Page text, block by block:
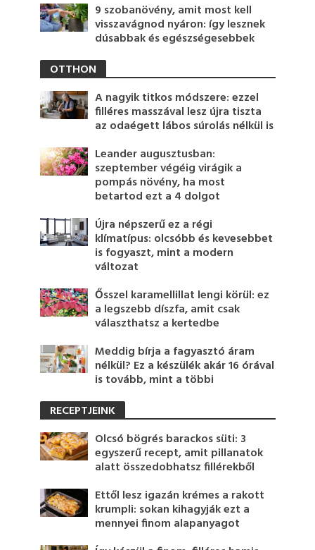
9 szobanövény, amit most kell
visszavágnod nyáron: így lesznek
dúsabbak és egészségesebbek
OTTHON
A nagyik titkos módszere: ezzel
filléres masszával lesz újra tiszta
az odaégett lábos súrolás nélkül is
Leander augusztusban:
szeptember végéig virágik a
pompás növény, ha most
betartod ezt a 4 dolgot
Újra népszerű ez a régi
klímatípus: olcsóbb és kevesebbet
is fogyaszt, mint a modern
változat
Ősszel karamellillat lengi körül: ez
a legszebb díszfa, amit csak
választhatsz a kertedbe
Meddig bírja a fagyasztó áram
nélkül? Ez a készülék akár 16 órával
is tovább, mint a többi
RECEPTJEINK
Olcsó bögrés barackos süti: 3
egyszerű recept, amit pillanatok
alatt összedobhatsz fillérekből
Ettől lesz igazán krémes a rakott
krumpli: sokan kihagyják ezt a
mennyei finom alapanyagot